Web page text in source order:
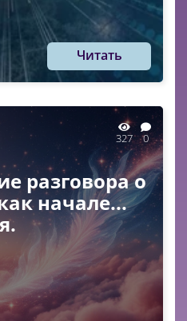
Читать
327 0
разговора о
начале...